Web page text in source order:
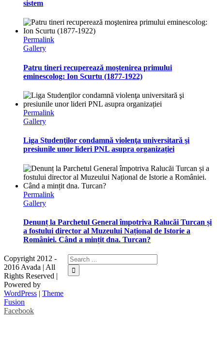
sistem
Permalink
Gallery
Patru tineri recuperează moştenirea primului
eminescolog: Ion Scurtu (1877-1922)
Permalink
Gallery
Liga Studenţilor condamnă violenţa universitară şi
presiunile unor lideri PNL asupra organizației
Permalink
Gallery
Denunț la Parchetul General împotriva Ralucăi Turcan și
a fostului director al Muzeului Național de Istorie a
României. Când a mințit dna. Turcan?
Copyright 2012 -
2016 Avada | All
Rights Reserved |
Powered by
WordPress | Theme
Fusion
Facebook